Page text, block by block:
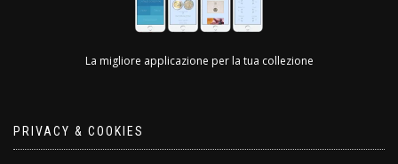
La migliore applicazione per la tua collezione
PRIVACY & COOKIES